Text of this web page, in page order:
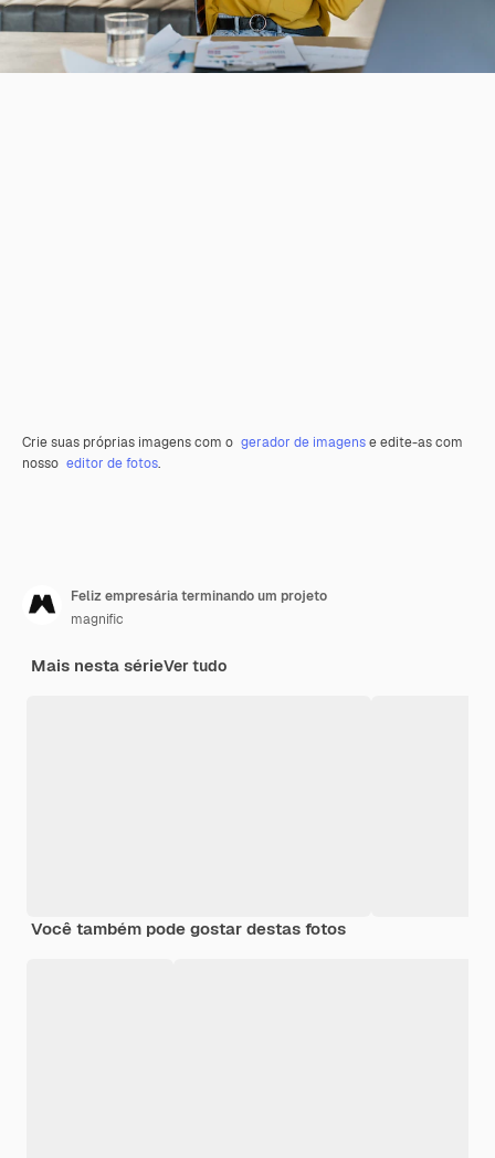
Crie suas próprias imagens com o gerador de imagense edite-as com
nosso editor de fotos.
Feliz empresária terminando um projeto
magnific
Mais nesta sérieVer tudo
Você também pode gostar destas fotos